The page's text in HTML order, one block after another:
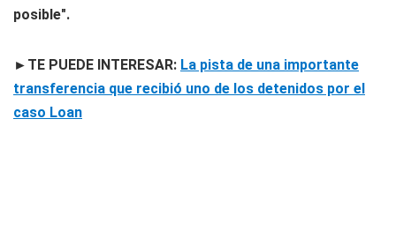
posible".
►TE PUEDE INTERESAR: La pista de una importante
transferencia que recibió uno de los detenidos por el
caso Loan